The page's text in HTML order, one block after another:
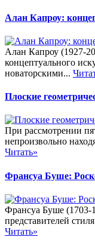
Алан Капроу:
Алан Капроу (1927-
концептуального
новаторскими...
Плоские
При рассмотрении
непроизвольно
Читать»
Франсуа Буше:
Франсуа Буше (1703-
представителей
Читать»